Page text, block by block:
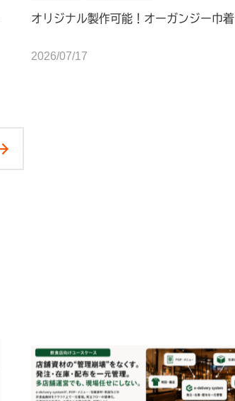
オリジナル製作可能！オーガンジー巾着
2026/07/17